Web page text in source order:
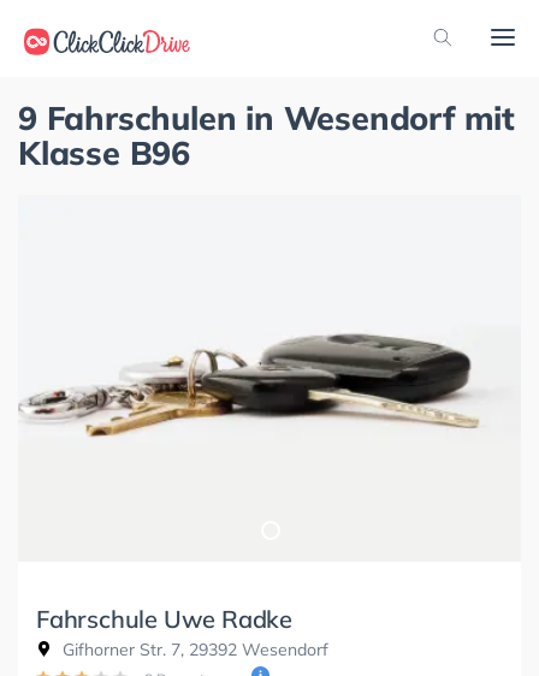
9 Fahrschulen in Wesendorf mit
Klasse B96
Fahrschule Uwe Radke
Gifhorner Str. 7, 29392 Wesendorf